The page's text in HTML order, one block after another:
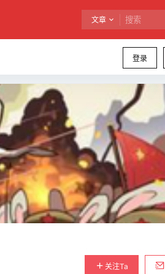
文章
登录
关注Ta